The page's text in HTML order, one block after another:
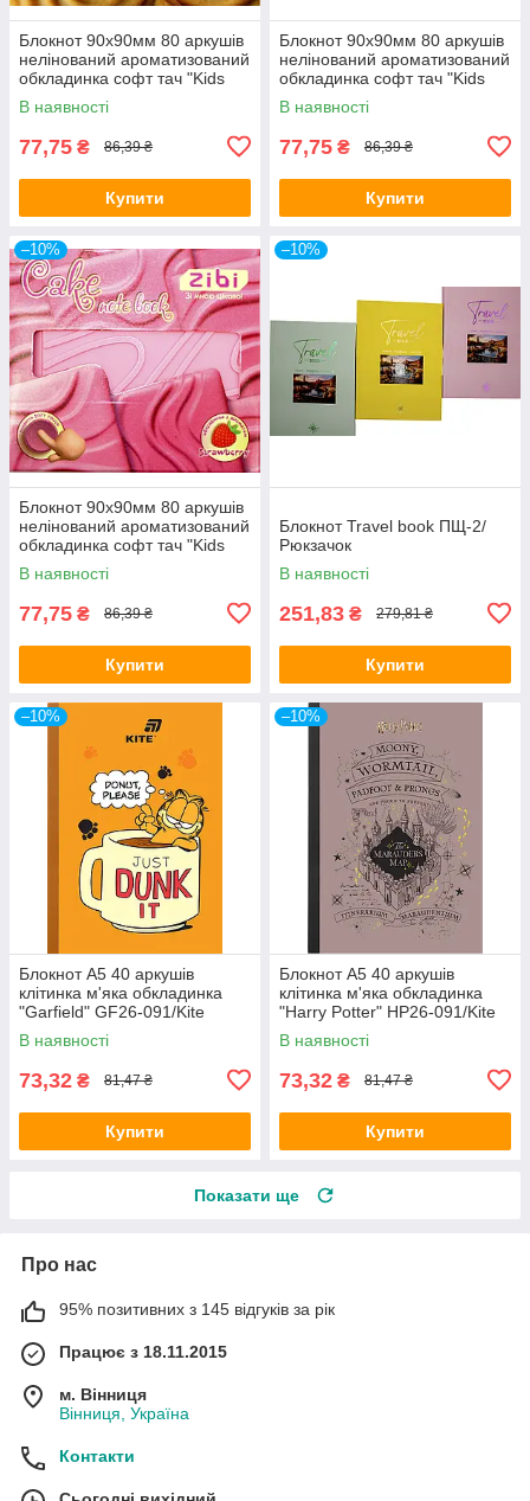
Блокнот 90x90мм 80 аркушів
нелінований ароматизований
обкладинка софт тач "Kids
line. Sweet Whirl" ZB.12470-
49/Zibi
В наявності
77,75 ₴ 86,39 ₴
Купити
Блокнот 90x90мм 80 аркушів
нелінований ароматизований
обкладинка софт тач "Kids
line. White chocolate"
ZB.12470-12/Zibi
В наявності
77,75 ₴ 86,39 ₴
Купити
–10%
Блокнот 90x90мм 80 аркушів
нелінований ароматизований
обкладинка софт тач "Kids
line.Cake" ZB.12470-10/Zibi
В наявності
77,75 ₴ 86,39 ₴
Купити
–10%
Блокнот Travel book ПЩ-2/
Рюкзачок
В наявності
251,83 ₴ 279,81 ₴
Купити
–10%
Блокнот А5 40 аркушів
клітинка м'яка обкладинка
"Garfield" GF26-091/Kite
В наявності
73,32 ₴ 81,47 ₴
Купити
–10%
Блокнот А5 40 аркушів
клітинка м'яка обкладинка
"Harry Potter" HP26-091/Kite
В наявності
73,32 ₴ 81,47 ₴
Купити
Показати ще
Про нас
95% позитивних з 145 відгуків за рік
Працює з 18.11.2015
м. Вінниця
Вінниця, Україна
Контакти